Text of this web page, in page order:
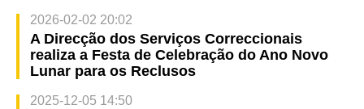
2026-02-02 20:02
A Direcção dos Serviços Correccionais
realiza a Festa de Celebração do Ano Novo
Lunar para os Reclusos
2025-12-05 14:50